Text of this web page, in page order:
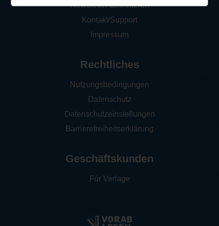
Newsletter abonnieren
Kontakt/Support
Impressum
Rechtliches
Nutzungsbedingungen
Datenschutz
Datenschutzeinstellungen
Barrierefreiheitserklärung
Geschäftskunden
Für Verlage